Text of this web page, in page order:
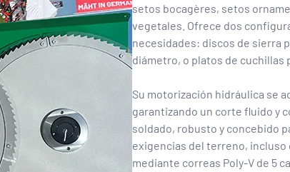
setos bocagères, setos
vegetales. Ofrece dos
necesidades: discos de sierra
diámetro, o platos de cuchillas
Su motorización hidráulica se
garantizando un corte fluido y
soldado, robusto y concebido
exigencias del terreno,
mediante correas Poly-V de 5